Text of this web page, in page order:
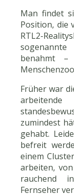
Man findet
Position, die
RTL2-
benahmt
Früher war
zumindest
gehabt.
befreit
einem
arbeiten,
rauchend
Fernseher